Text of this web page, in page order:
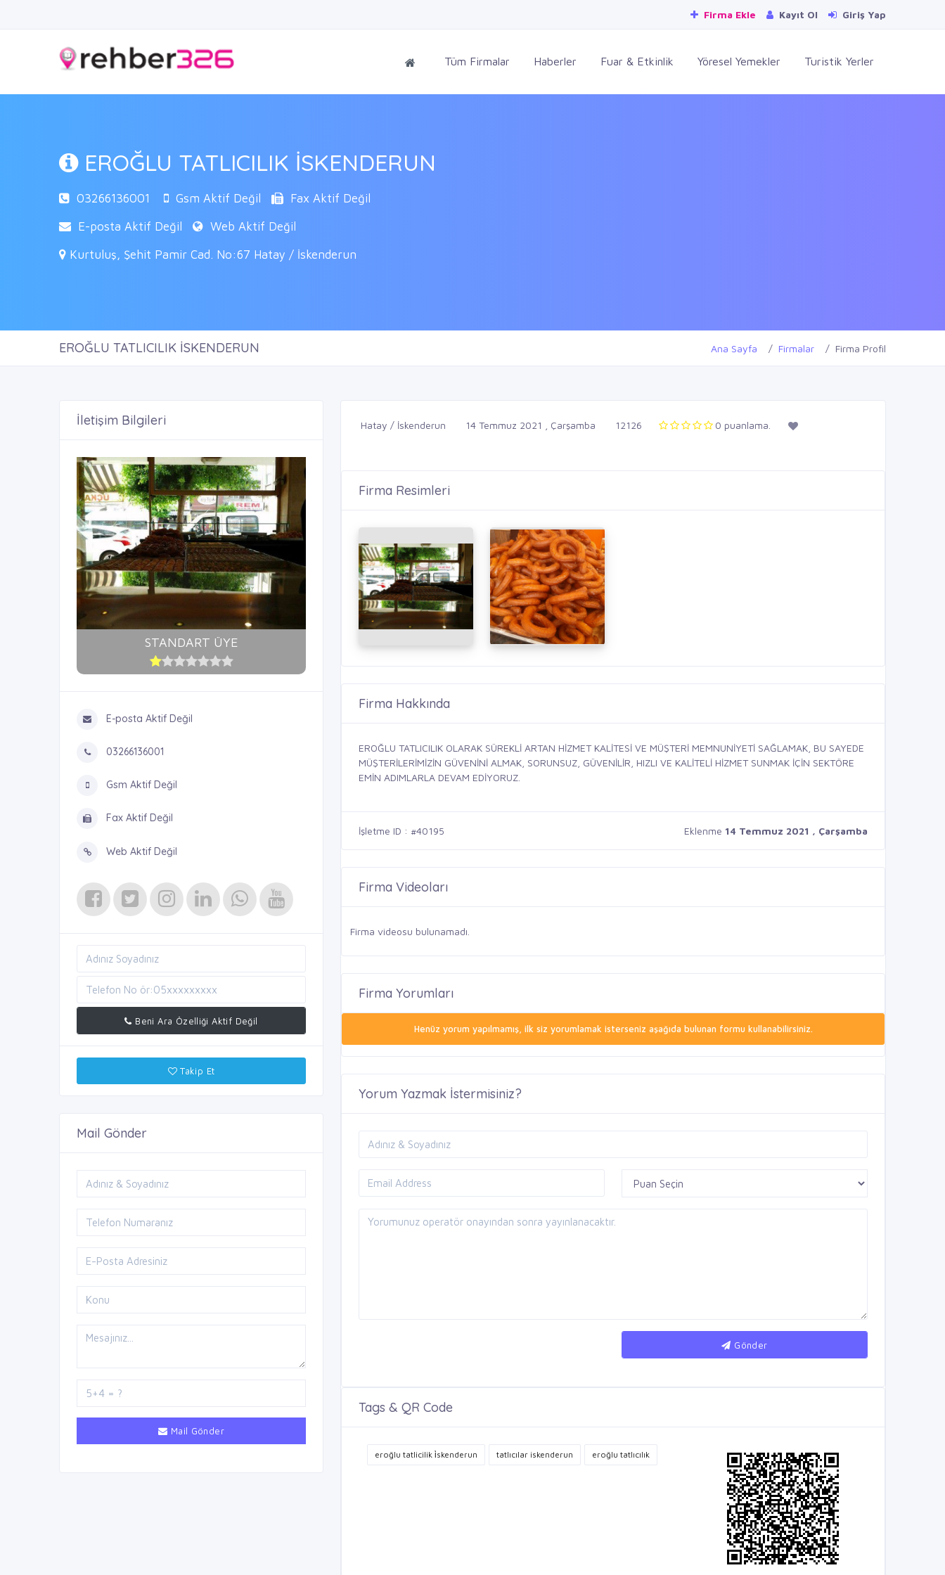
Firma Ekle Kayıt Ol Giriş Yap
Tüm Firmalar Haberler Fuar & Etkinlik Yöresel Yemekler Turistik Yerler
EROĞLU TATLICILIK İSKENDERUN
03266136001 Gsm Aktif Değil
Fax Aktif Değil
E-posta Aktif Değil
Web Aktif Değil
Kurtuluş, Şehit Pamir Cad. No:67 Hatay / İskenderun
EROĞLU TATLICILIK İSKENDERUN Ana Sayfa Firmalar Firma Profil
İletişim Bilgileri
STANDART ÜYE
E-posta Aktif Değil
03266136001
Gsm Aktif Değil
Fax Aktif Değil
Web Aktif Değil
Beni Ara Özelliği Aktif Değil
Takip Et
Mail Gönder
Mail Gönder
Hatay / İskenderun 14 Temmuz 2021 , Çarşamba 12126 0 puanlama.
Firma Resimleri
Firma Hakkında
EROĞLU TATLICILIK OLARAK SÜREKLİ ARTAN HİZMET KALİTESİ VE MÜŞTERİ MEMNUNİYETİ SAĞLAMAK, BU SAYEDE
MÜŞTERİLERİMİZİN GÜVENİNİ ALMAK, SORUNSUZ, GÜVENİLİR, HIZLI VE KALİTELİ HİZMET SUNMAK İÇİN SEKTÖRE
EMİN ADIMLARLA DEVAM EDİYORUZ.
İşletme ID : #40195 Eklenme 14 Temmuz 2021 , Çarşamba
Firma Videoları
Firma videosu bulunamadı.
Firma Yorumları
Henüz yorum yapılmamış, ilk siz yorumlamak isterseniz aşağıda bulunan formu kullanabilirsiniz.
Yorum Yazmak İstermisiniz?
Gönder
Tags & QR Code
eroğlu tatlicilik i̇skenderun tatlıcılar iskenderun eroğlu tatlıcılık